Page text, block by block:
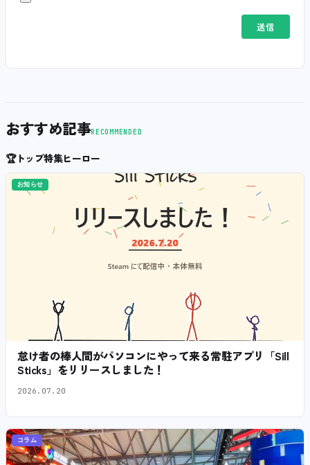
おすすめ記事RECOMMENDED
🏆トップ特集ヒーロー
お知らせ
怠け者の棒人間がパソコンにやって来る常駐アプリ「Sill
Sticks」をリリースしました！
2026.07.20
コラム